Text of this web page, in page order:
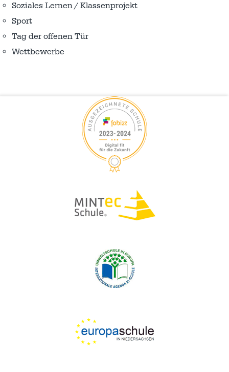
Soziales Lernen / Klassenprojekt
Sport
Tag der offenen Tür
Wettbewerbe